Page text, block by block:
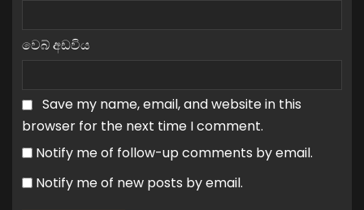
වෙබ් අඩවිය
Save my name, email, and website in this
browser for the next time I comment.
Notify me of follow-up comments by email.
Notify me of new posts by email.